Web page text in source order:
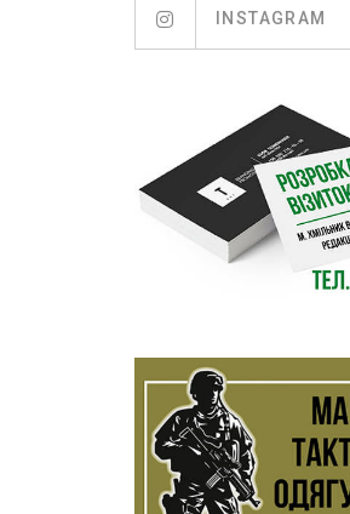
INSTAGRAM